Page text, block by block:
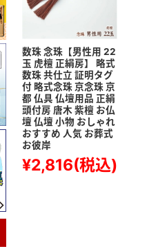
数珠 念珠【男性用 22
玉 虎檀 正絹房】 略式
数珠 共仕立 証明タグ
付 略式念珠 京念珠 京
都 仏具 仏壇用品 正絹
頭付房 唐木 紫檀 お仏
壇 仏壇 小物 おしゃれ
おすすめ 人気 お葬式
お彼岸
¥2,816(税込)